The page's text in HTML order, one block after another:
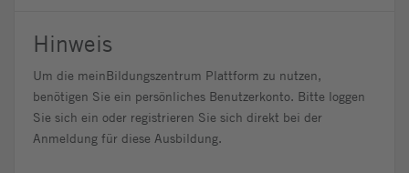
Hinweis
Um die meinBildungszentrum Plattform zu nutzen,
benötigen Sie ein persönliches Benutzerkonto. Bitte loggen
Sie sich ein oder registrieren Sie sich direkt bei der
Anmeldung für diese Ausbildung.